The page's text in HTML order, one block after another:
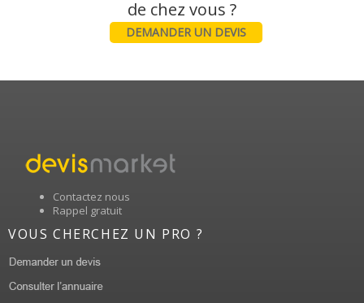
DEMANDER UN DEVIS
Contactez nous
Rappel gratuit
VOUS CHERCHEZ UN PRO ?